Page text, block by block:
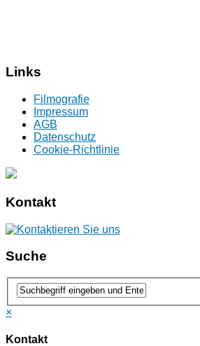
Links
Filmografie
Impressum
AGB
Datenschutz
Cookie-Richtlinie
Kontakt
Suche
×
Kontakt